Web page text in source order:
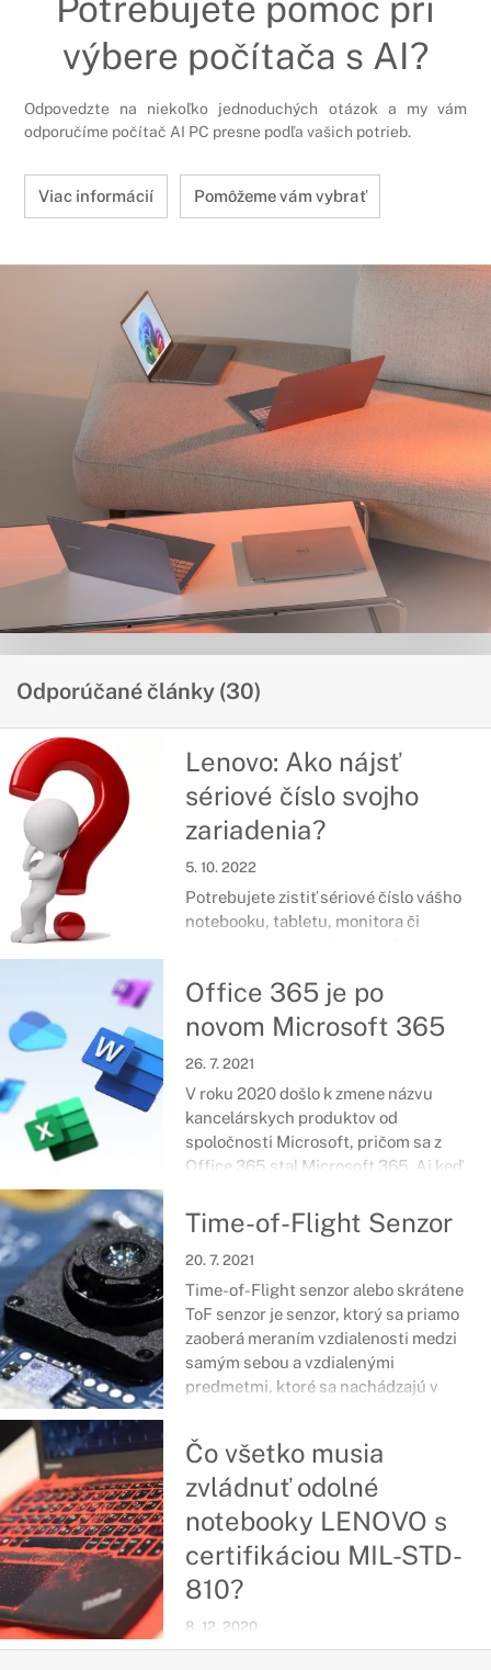
výbere počítača s AI?
Odpovedzte na niekoľko jednoduchých otázok a my vám
odporučíme počítač AI PC presne podľa vašich potrieb.
Viac informácií Pomôžeme vám vybrať
Odporúčané články (30)
Lenovo: Ako nájsť
sériové číslo svojho
zariadenia?
5. 10. 2022
Potrebujete zistiť sériové číslo vášho
notebooku, tabletu, monitora či
stručnú radu ako ho objaviť priamo na
zariadení.
Office 365 je po
novom Microsoft 365
26. 7. 2021
V roku 2020 došlo k zmene názvu
kancelárskych produktov od
spoločnosti Microsoft, pričom sa z
Office 365 stal Microsoft 365. Aj keď
predplatné balíky zostávajú stále
rovnaké.
Time-of-Flight Senzor
20. 7. 2021
Time-of-Flight senzor alebo skrátene
ToF senzor je senzor, ktorý sa priamo
zaoberá meraním vzdialenosti medzi
samým sebou a vzdialenými
predmetmi, ktoré sa nachádzajú v
Čo všetko musia
zvládnuť odolné
notebooky LENOVO s
certifikáciou MIL-STD-
810?
8. 12. 2020
Od roku 2007 spoločnosť Lenovo